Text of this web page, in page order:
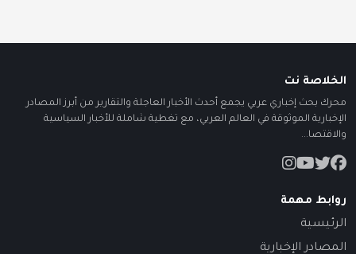
الخلاصة نت
محرك بحث إخباري عربي يجمع أحدث الأخبار العاجلة والتقارير من أبرز المصادر
الإخبارية الموثوقة في العالم العربي، مع تغطية شاملة للأخبار السياسية
والاقتصا...
روابط مهمة
الرئيسية
المصادر الإخبارية